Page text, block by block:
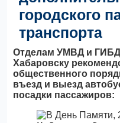
городского
транспорта
Отделам УМВД и
Хабаровску
общественного
въезд и выезд
посадки пассажиров: